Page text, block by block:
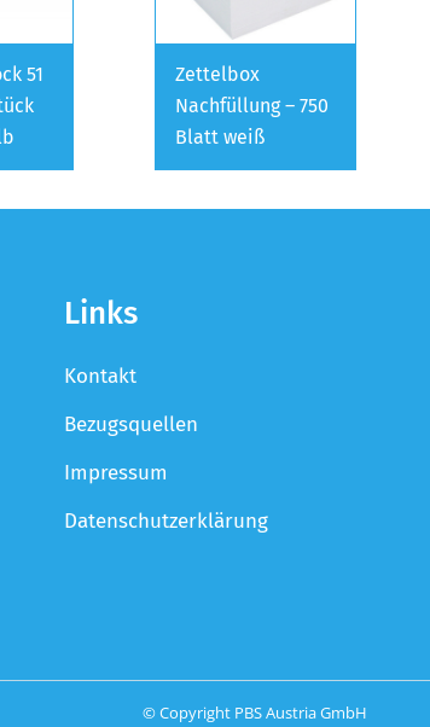
51
Zettelbox
Nachfüllung – 750
Blatt weiß
Links
Kontakt
Bezugsquellen
Impressum
Datenschutzerklärung
© Copyright PBS Austria GmbH